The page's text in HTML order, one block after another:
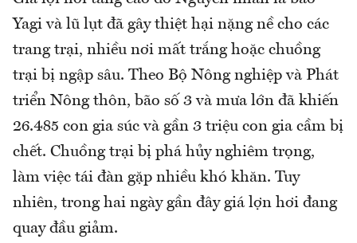
Yagi và lũ lụt đã gây thiệt hại nặng nề cho các
trang trại, nhiều nơi mất trắng hoặc chuồng
trại bị ngập sâu. Theo Bộ Nông nghiệp và Phát
triển Nông thôn, bão số 3 và mưa lớn đã khiến
26.485 con gia súc và gần 3 triệu con gia cầm bị
chết. Chuồng trại bị phá hủy nghiêm trọng,
làm việc tái đàn gặp nhiều khó khăn. Tuy
nhiên, trong hai ngày gần đây giá lợn hơi đang
quay đầu giảm.